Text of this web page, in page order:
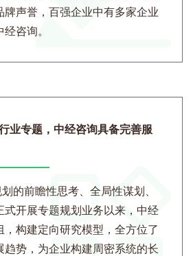
牌声誉，百强企业中有多家企业
咨询。
业专题，中经咨询具备完善服
前瞻性思考、全局性谋划、
式开展专题规划业务以来，中经
，构建定向研究模型，全方位了
趋势，为企业构建周密系统的长